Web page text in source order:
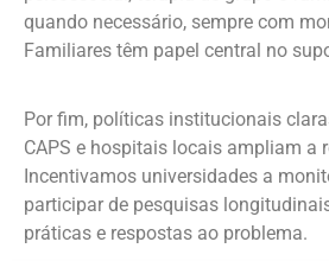
quando necessário, sempre com
Familiares têm papel central no
Por fim, políticas institucionais
CAPS e hospitais locais ampliam a
Incentivamos universidades a
participar de pesquisas
práticas e respostas ao problema.